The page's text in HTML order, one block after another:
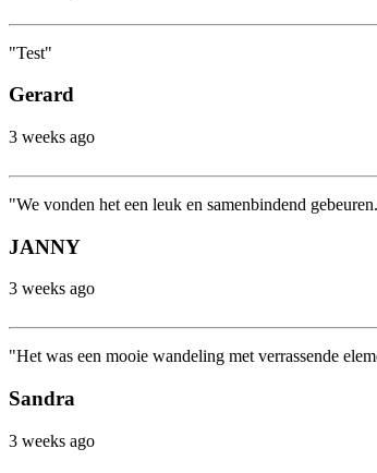
"Test"
Gerard
3 weeks ago
"We vonden het een leuk en samenbindend
JANNY
3 weeks ago
"Het was een mooie wandeling met verrassende
Sandra
3 weeks ago